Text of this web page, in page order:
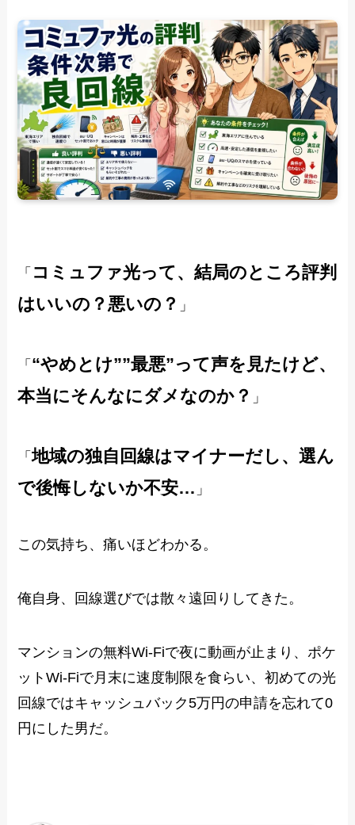
「 コミュファ光って、結局のところ評判
はいいの？悪いの？ 」
「 “やめとけ””最悪”って声を見たけど、
本当にそんなにダメなのか？ 」
「地域の独自回線はマイナーだし、選ん
で後悔しないか不安… 」
この気持ち、痛いほどわかる。
俺自身、回線選びでは散々遠回りしてきた。
マンションの無料Wi-Fiで夜に動画が止まり、ポケ
ットWi-Fiで月末に速度制限を食らい、初めての光
回線ではキャッシュバック5万円の申請を忘れて0
円にした男だ。